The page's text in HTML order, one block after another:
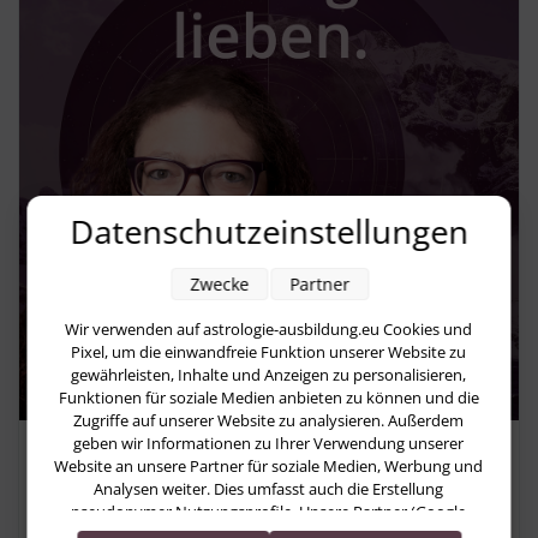
Richte deine Krone – Warum Jupiter
Astropraxis-Podcast
Datenschutzeinstellungen
Wir verwenden auf astrologie-ausbildung.eu Cookies und
Pixel, um die einwandfreie Funktion unserer Website zu
gewährleisten, Inhalte und Anzeigen zu personalisieren,
Funktionen für soziale Medien anbieten zu können und die
Zugriffe auf unserer Website zu analysieren. Außerdem
geben wir Informationen zu Ihrer Verwendung unserer
Website an unsere Partner für soziale Medien, Werbung und
Analysen weiter. Dies umfasst auch die Erstellung
pseudonymer Nutzungsprofile. Unsere Partner (Google
Zwecke Partner